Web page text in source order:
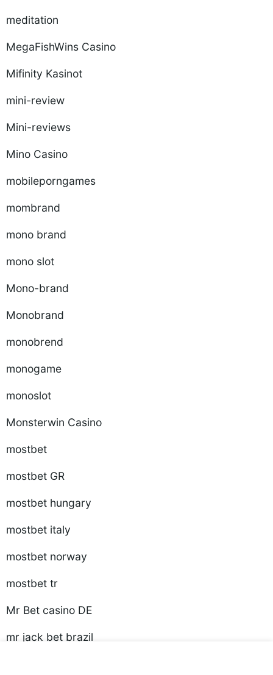
meditation
MegaFishWins Casino
Mifinity Kasinot
mini-review
Mini-reviews
Mino Casino
mobileporngames
mombrand
mono brand
mono slot
Mono-brand
Monobrand
monobrend
monogame
monoslot
Monsterwin Casino
mostbet
mostbet GR
mostbet hungary
mostbet italy
mostbet norway
mostbet tr
Mr Bet casino DE
mr jack bet brazil